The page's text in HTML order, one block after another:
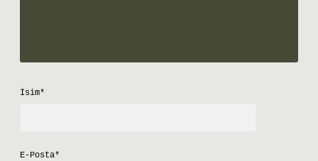
İsim*
E-Posta*